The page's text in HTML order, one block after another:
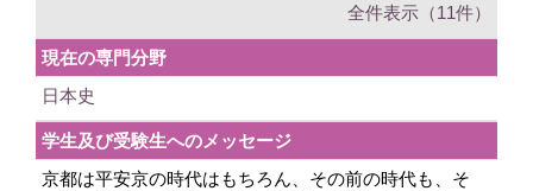
全件表示（11件）
現在の専門分野
日本史
学生及び受験生へのメッセージ
京都は平安京の時代はもちろん、その前の時代も、そ